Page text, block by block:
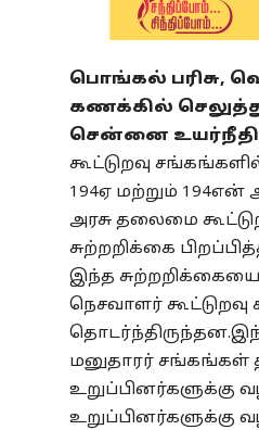
பொங்கல் பரிசு,
கணக்கில்
சென்னை
கூட்டுறவு
194ஏ மற்றும்
அரசு தலைமை
சுற்றறிக்கை
இந்த சுற்றறிக்கையை
நெசவாளர்
மனுதாரர் சங்கங்கள்
உறுப்பினர்களுக்கு